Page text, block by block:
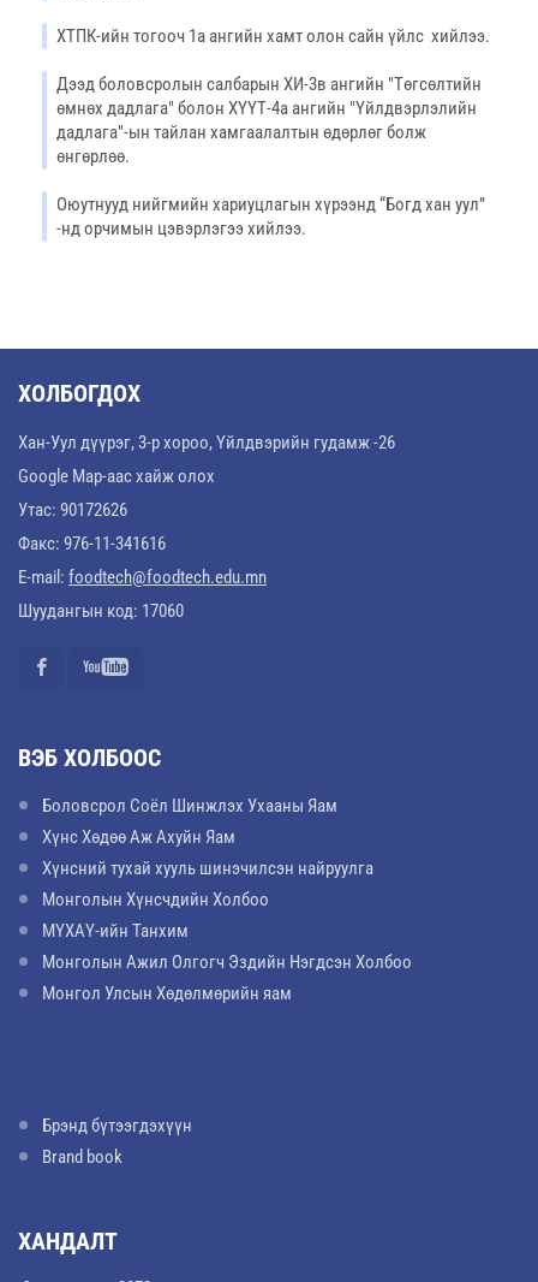
ХТПК-ийн тогооч 1а ангийн хамт олон сайн үйлс хийлээ.
Дээд боловсролын салбарын ХИ-3в ангийн "Төгсөлтийн
өмнөх дадлага" болон ХҮҮТ-4а ангийн "Үйлдвэрлэлийн
дадлага"-ын тайлан хамгаалалтын өдөрлөг болж
өнгөрлөө.
Оюутнууд нийгмийн хариуцлагын хүрээнд “Богд хан уул”
-нд орчимын цэвэрлэгээ хийлээ.
ХОЛБОГДОХ
Хан-Уул дүүрэг, 3-р хороо, Үйлдвэрийн гудамж -26
Google Map-аас хайж олох
Утас: 90172626
Факс: 976-11-341616
E-mail: foodtech@foodtech.edu.mn
Шуудангын код: 17060
ВЭБ ХОЛБООС
Боловсрол Соёл Шинжлэх Ухааны Яам
Хүнс Хөдөө Аж Ахуйн Яам
Хүнсний тухай хууль шинэчилсэн найруулга
Монголын Хүнсчдийн Холбоо
МҮХАҮ-ийн Танхим
Монголын Ажил Олгогч Эздийн Нэгдсэн Холбоо
Монгол Улсын Хөдөлмөрийн яам
Брэнд бүтээгдэхүүн
Brand book
ХАНДАЛТ